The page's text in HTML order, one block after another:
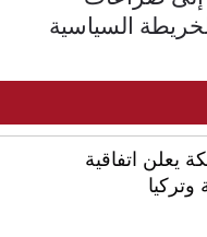
السياسية
يعلن اتفاقية
وتركيا